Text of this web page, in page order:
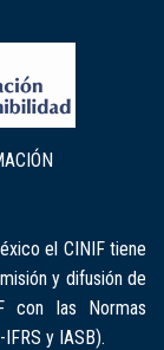
el CINIF tiene
y difusión de
con las Normas
y IASB).